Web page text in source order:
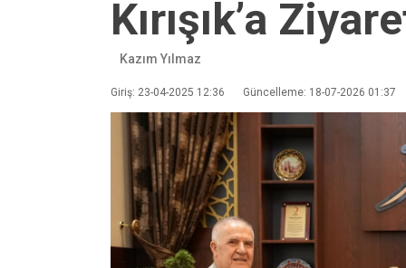
Kırışık’a
Kazım Yılmaz
Giriş: 23-04-2025 12:36 Güncelleme: 18-07-2026 01:37